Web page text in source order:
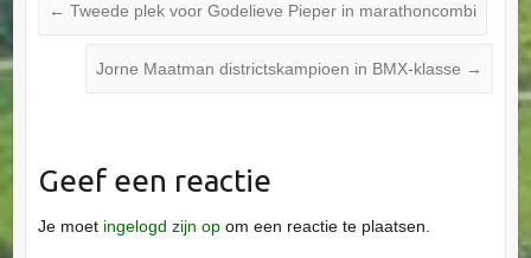
← Tweede plek voor Godelieve Pieper in marathoncombi
Jorne Maatman districtskampioen in BMX-klasse →
Geef een reactie
Je moet ingelogd zijn opom een reactie te plaatsen.